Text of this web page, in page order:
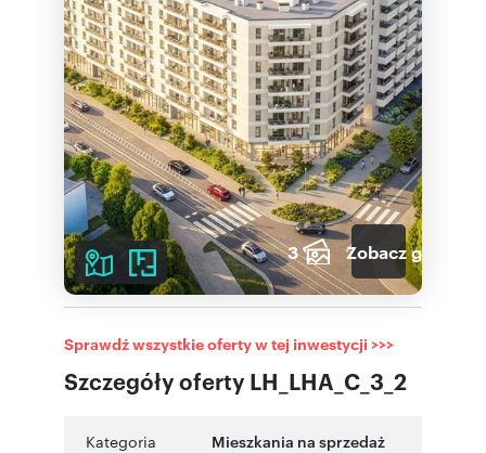
3 Zobacz galerię
Szczegóły oferty LH_LHA_C_3_2
Sprawdź wszystkie oferty w tej inwestycji >>>
Kategoria Mieszkania na sprzedaż